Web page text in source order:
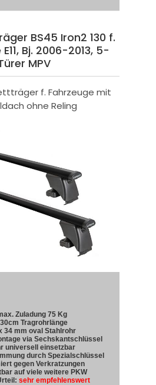
BS45 Iron2 130 f.
Bj. 2006-2013, 5-
MPV
f. Fahrzeuge mit
ohne Reling
Zuladung 75 Kg
Tragrohrlänge
34 mm oval Stahlrohr
via Sechskantschlüssel
universell einsetzbar
durch Spezialschlüssel
gegen Verkratzungen
auf viele weitere PKW
sehr empfehlenswert